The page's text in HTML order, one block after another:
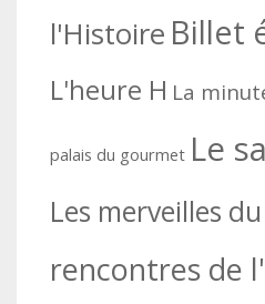
l'Histoire Billet
L'heure H La
palais du gourmet Le
Les merveilles
rencontres de